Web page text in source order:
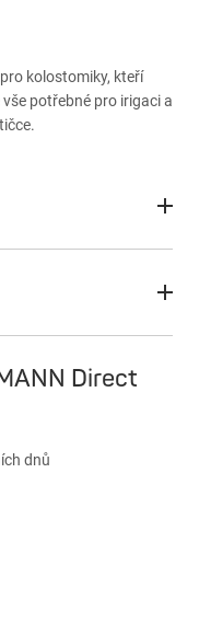
kolostomiky, kteří
potřebné pro irigaci a
Direct
dnů